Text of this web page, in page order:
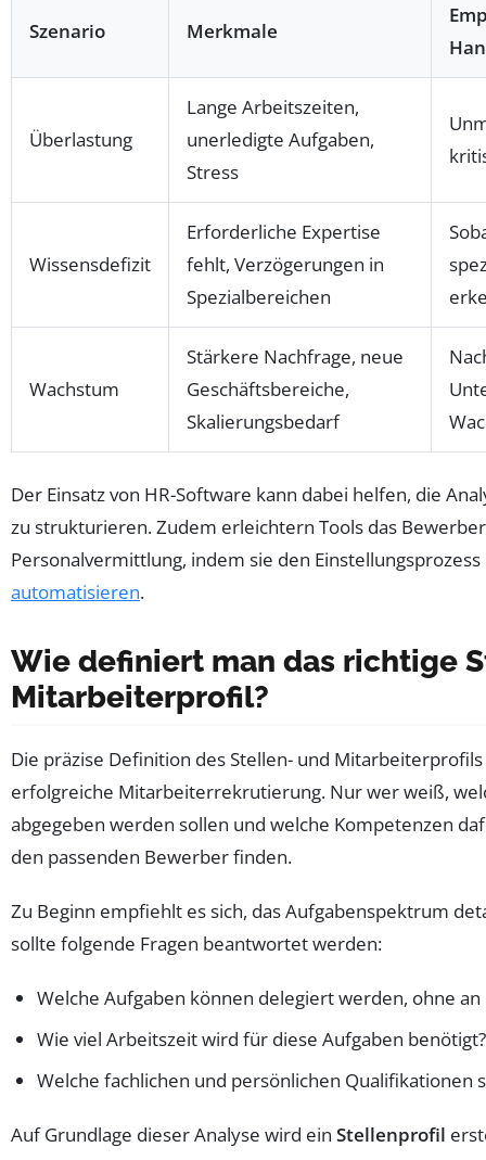
Szenario Merkmale
Überlastung
Lange Arbeitszeiten,
unerledigte Aufgaben,
Stress
Wissensdefizit
Erforderliche Expertise
fehlt, Verzögerungen in
Spezialbereichen
Wachstum
Stärkere Nachfrage, neue
Geschäftsbereiche,
Skalierungsbedarf
Der Einsatz von HR-Software kann dabei helfen, die
zu strukturieren. Zudem erleichtern Tools das
Personalvermittlung, indem sie den
automatisieren.
Wie definiert man das richtige
Mitarbeiterprofil?
Die präzise Definition des Stellen- und
erfolgreiche Mitarbeiterrekrutierung. Nur wer weiß,
abgegeben werden sollen und welche Kompetenzen
den passenden Bewerber finden.
Zu Beginn empfiehlt es sich, das Aufgabenspektrum
sollte folgende Fragen beantwortet werden:
Welche Aufgaben können delegiert werden, ohne
Wie viel Arbeitszeit wird für diese Aufgaben benötigt?
Welche fachlichen und persönlichen Qualifikationen
Auf Grundlage dieser Analyse wird ein Stellenprofil